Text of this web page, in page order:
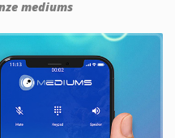
mediums